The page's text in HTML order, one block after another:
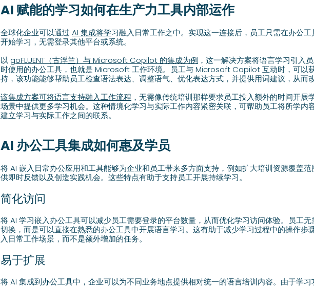
AI 赋能的学习如何在生产力工具内部运作
全球化企业可以通过 AI 集成将学习融入日常工作之中。实现这一连接后，员工只需在办公
开始学习，无需登录其他平台或系统。
以 goFLUENT（古浮兰）与 Microsoft Copilot 的集成为例 ，这一解决方案将语言学习引入
时使用的办公工具，也就是 Microsoft 工作环境。员工与 Microsoft Copilot 互动时，可以
持，该功能能够帮助员工检查语法表达、调整语气、优化表达方式，并提供用词建议，从而
该集成方案可将语言支持融入工作流程 ，无需像传统培训那样要求员工投入额外的时间开展
场景中提供更多学习机会。这种情境化学习与实际工作内容紧密关联，可帮助员工将所学内
建立学习与实际工作之间的联系。
AI 办公工具集成如何惠及学员
将 AI 嵌入日常办公应用和工具能够为企业和员工带来多方面支持，例如扩大培训资源覆盖
供即时反馈以及创造实践机会。这些特点有助于支持员工开展持续学习。
简化访问
将 AI 学习嵌入办公工具可以减少员工需要登录的平台数量，从而优化学习访问体验。员工
切换，而是可以直接在熟悉的办公工具中开展语言学习。这有助于减少学习过程中的操作步
入日常工作场景，而不是额外增加的任务。
易于扩展
将 AI 集成到办公工具中，企业可以为不同业务地点提供相对统一的语言培训内容。由于学